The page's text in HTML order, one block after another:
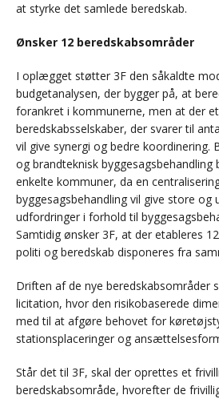
at styrke det samlede beredskab.
Ønsker 12 beredskabsområder
I oplægget støtter 3F den såkaldte
budgetanalysen, der bygger på, at
forankret i kommunerne, men at der
beredskabsselskaber, der svarer til
vil give synergi og bedre koordinering.
og brandteknisk
enkelte kommuner, da en
byggesagsbehandling vil give store og
udfordringer i forhold til
Samtidig ønsker 3F, at der etableres
politi og beredskab disponeres fra
Driften af de nye beredskabsområder
licitation, hvor den risikobaserede
med til at afgøre behovet for
stationsplaceringer og
Står det til 3F, skal der oprettes et
beredskabsområde, hvorefter de